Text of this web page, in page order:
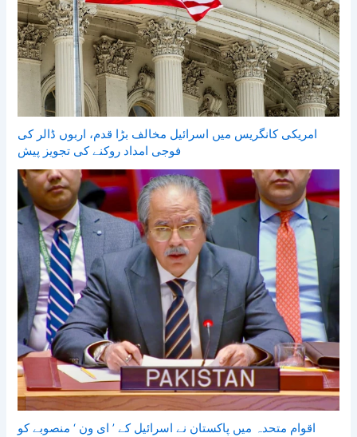
امریکی کانگریس میں اسرائیل مخالف بڑا قدم، اربوں ڈالر کی
فوجی امداد روکنے کی تجویز پیش
اقوام متحدہ میں پاکستان نے اسرائیل کے ’ ای ون ‘ منصوبے کو